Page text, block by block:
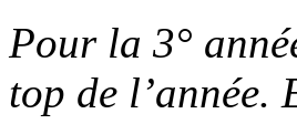
Pour la 3°
top de l’année.